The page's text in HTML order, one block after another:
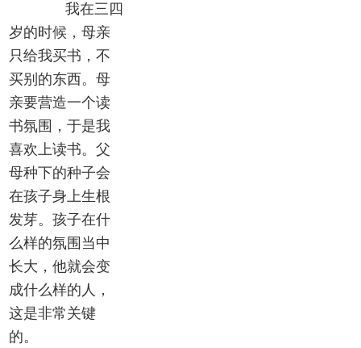
我在三四
岁的时候，母亲
只给我买书，不
买别的东西。母
亲要营造一个读
书氛围，于是我
喜欢上读书。父
母种下的种子会
在孩子身上生根
发芽。孩子在什
么样的氛围当中
长大，他就会变
成什么样的人，
这是非常关键
的。